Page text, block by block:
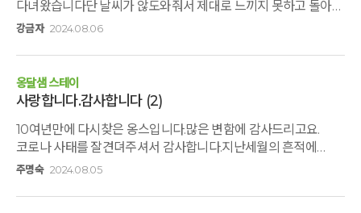
친구는 속에 있는 말이랑 고민을 이야기할 수 있을 만큼 친하고, 또
한 친구는 내가 무슨 얘기를 해도 장난을 쳐도 언제나 잘
고민하기엔 넘 어려서 말이지. 고민이 뭔데?’ ‘그건 아빠한테 얘기
못하지. 비밀이야’ 난 고민을 들어줄 정도로 친근한 아빠는
오리엔테이션을 갖고, 분위기 전환을 위해 준비된 플레이타임에
열심히 아이들의 긴장되고 무거운 마음을 덜어주려 노력하는
아빠들의 모습과는 다르게 ‘아휴 부끄러워. 우리 아빠 왜
다녀왔습니다단 날씨가 않도와줘서 제대로 느끼지 못하고 돌아와
못내 아쉽네요담에 좋은 계절에 다녀오려고요곳곳에서 수고
받았답니다무엇보다도 정말 맛있는 식사에 그동안 잃어었던
입맛을 되찾고 돌아와서 그후 잘 먹으면서 지내고
있어요감사드립니다ᆢ그리고 온돌방을 사용했었는데요토퍼가
너무 얇아서 잠자는데 등이 불편했어요그래서 담에 가면 침대방
사용하려고요결국 날이 너무 더워서 산책로를 다녀오지 못해 넘
아쉽구요좋은 계절에 꼭 다시 가고 싶어요지기님들ᆢ모두
건강유의 하시고 행복한 나날 되시어요감사합니다
강금자 2024.08.06
옹달샘 스테이
사랑합니다.감사합니다 (2)
10여년만에 다시찾은 옹스입니다.많은 변함에 감사드리고요.
코로나 사태를 잘견뎌주셔서 감사합니다.지난세월의 흔적에
아름다운숲속에서 힐링하고 잘쉬다왔습니다직원분들 에게도
주명숙 2024.08.05